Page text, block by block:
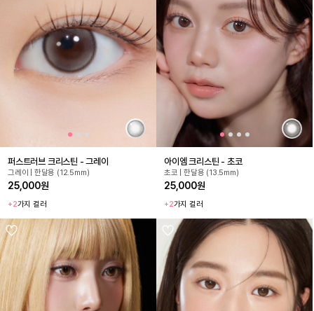
퍼스트러브 크리스틴 - 그레이
그레이 | 한달용 (12.5mm)
25,000원
+2가지 컬러
아이엠 크리스틴 - 초코
초코 | 한달용 (13.5mm)
25,000원
+2가지 컬러